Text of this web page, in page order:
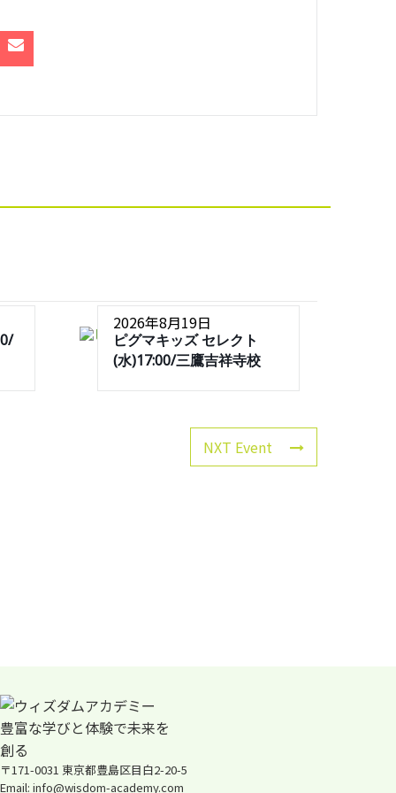
2026年8月19日
ピグマキッズ セレクト
(水)17:00/三鷹吉祥寺校
NXT Event
〒171-0031 東京都豊島区目白2-20-5
Email: info@wisdom-academy.com